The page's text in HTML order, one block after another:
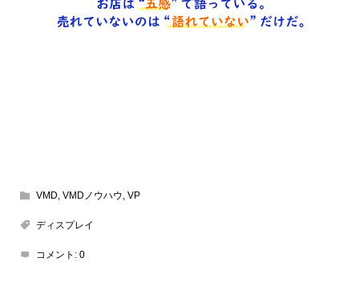
VMD, VMDノウハウ, VP
ディスプレイ
コメント: 0